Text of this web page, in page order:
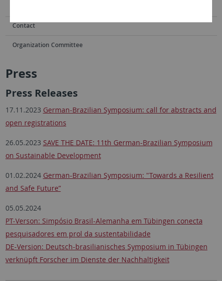
Contact
Organization Committee
Press
Press Releases
17.11.2023 German-Brazilian Symposium: call for abstracts and
open registrations
26.05.2023 SAVE THE DATE: 11th German-Brazilian Symposium
on Sustainable Development
01.02.2024 German-Brazilian Symposium: "Towards a Resilient
and Safe Future”
05.05.2024
PT-Verson: Simpósio Brasil-Alemanha em Tübingen conecta
pesquisadores em prol da sustentabilidade
DE-Version: Deutsch-brasilianisches Symposium in Tübingen
verknüpft Forscher im Dienste der Nachhaltigkeit